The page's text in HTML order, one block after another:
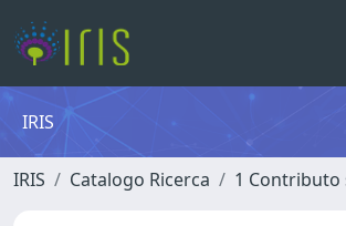
IRIS
IRIS Catalogo Ricerca 1 Contributo